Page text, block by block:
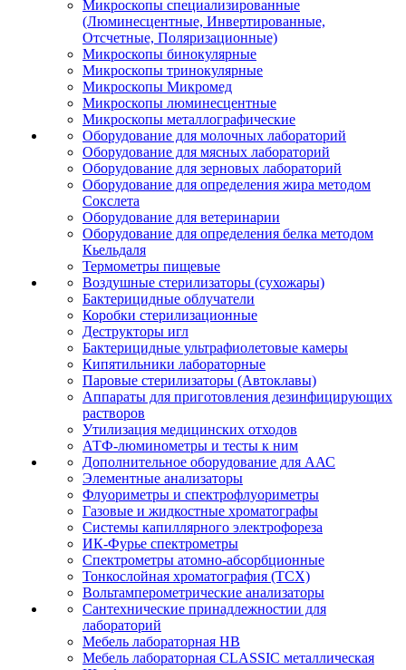
Микроскопы специализированные
(Люминесцентные, Инвертированные,
Отсчетные, Поляризационные)
Микроскопы бинокулярные
Микроскопы тринокулярные
Микроскопы Микромед
Микроскопы люминесцентные
Микроскопы металлографические
Оборудование для молочных лабораторий
Оборудование для мясных лабораторий
Оборудование для зерновых лабораторий
Оборудование для определения жира методом
Сокслета
Оборудование для ветеринарии
Оборудование для определения белка методом
Кьельдаля
Термометры пищевые
Воздушные стерилизаторы (сухожары)
Бактерицидные облучатели
Коробки стерилизационные
Деструкторы игл
Бактерицидные ультрафиолетовые камеры
Кипятильники лабораторные
Паровые стерилизаторы (Автоклавы)
Аппараты для приготовления дезинфицирующих
растворов
Утилизация медицинских отходов
АТФ-люминометры и тесты к ним
Дополнительное оборудование для ААС
Элементные анализаторы
Флуориметры и спектрофлуориметры
Газовые и жидкостные хроматографы
Системы капиллярного электрофореза
ИК-Фурье спектрометры
Спектрометры атомно-абсорбционные
Тонкослойная хроматография (ТСХ)
Вольтамперометрические анализаторы
Сантехнические принадлежностии для
лабораторий
Мебель лабораторная НВ
Мебель лабораторная CLASSIC металлическая